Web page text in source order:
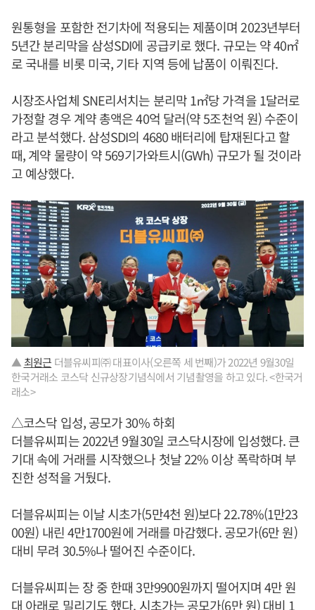
원통형을 포함한 전기차에 적용되는 제품이며 2023년부터
5년간 분리막을 삼성SDI에 공급키로 했다. 규모는 약 40㎡
로 국내를 비롯 미국, 기타 지역 등에 납품이 이뤄진다.
시장조사업체 SNE리서치는 분리막 1㎡당 가격을 1달러로
가정할 경우 계약 총액은 40억 달러(약 5조천억 원) 수준이
라고 분석했다. 삼성SDI의 4680 배터리에 탑재된다고 할
때, 계약 물량이 약 569기가와트시(GWh) 규모가 될 것이라
고 예상했다.
▲ 최원근 더블유씨피㈜ 대표이사(오른쪽 세 번째)가 2022년 9월30일
한국거래소 코스닥 신규상장기념식에서 기념촬영을 하고 있다. <한국거
래소>
△코스닥 입성, 공모가 30% 하회
더블유씨피는 2022년 9월30일 코스닥시장에 입성했다. 큰
기대 속에 거래를 시작했으나 첫날 22% 이상 폭락하며 부
진한 성적을 거뒀다.
더블유씨피는 이날 시초가(5만4천 원)보다 22.78%(1만23
00원) 내린 4만1700원에 거래를 마감했다. 공모가(6만 원)
대비 무려 30.5%나 떨어진 수준이다.
더블유씨피는 장 중 한때 3만9900원까지 떨어지며 4만 원
대 아래로 밀리기도 했다. 시초가는 공모가(6만 원) 대비 1